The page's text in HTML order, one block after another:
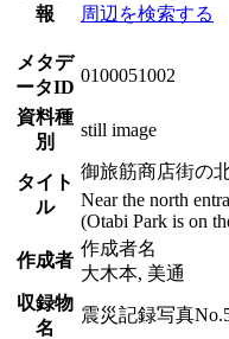
報
周辺を検索する
メタデ
ータID
0100051002
資料種
別
still image
タイト
ル
御旅筋商店街の
Near the north
(Otabi Park is on
作成者
作成者名
大木本, 美通
収録物
名
震災記録写真